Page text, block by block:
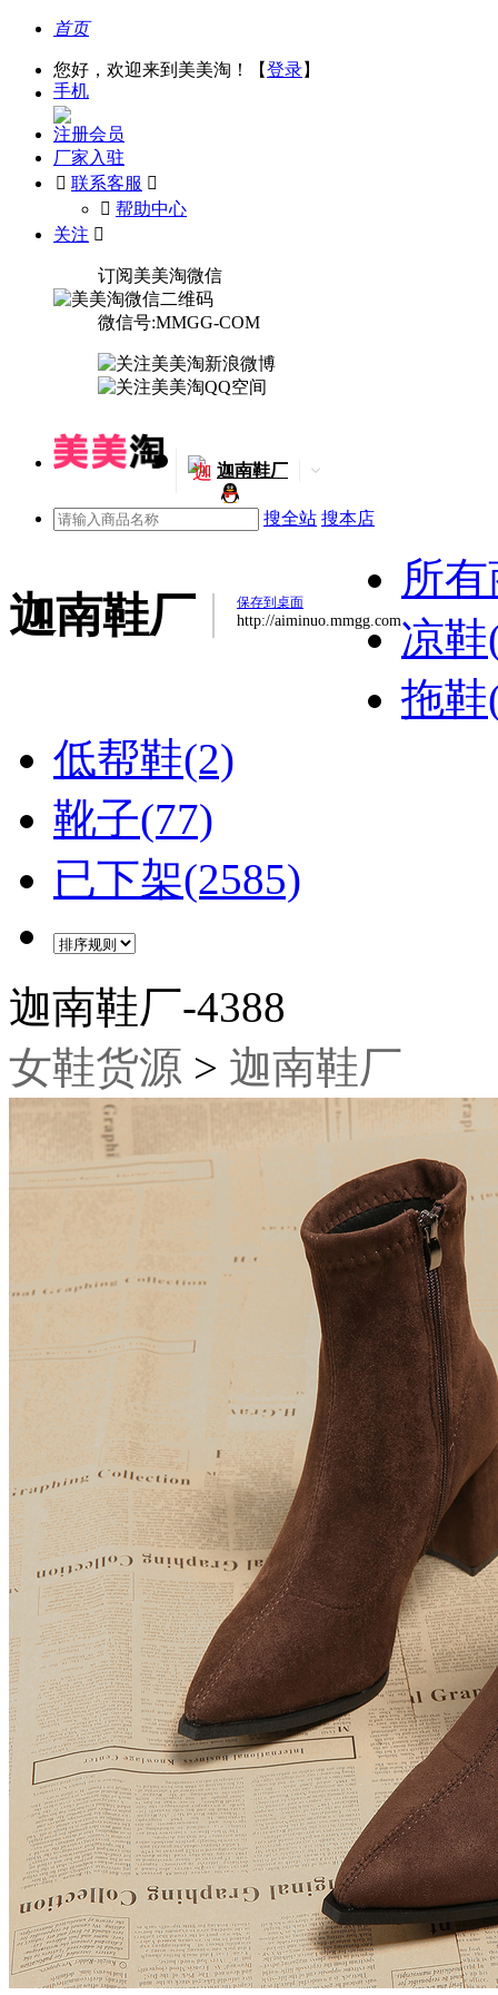
首页
您好，欢迎来到美美淘！【登录】
手机
注册会员
厂家入驻
 联系客服 
󰅃 帮助中心
关注 
订阅美美淘微信
微信号:MMGG-COM
迦 迦南鞋厂
搜全站 搜本店
迦南鞋厂 保存到桌面
http://aiminuo.mmgg.com
所
凉鞋
拖鞋
低帮鞋(2)
靴子(77)
已下架(2585)
迦南鞋厂-4388
女鞋货源 > 迦南鞋厂